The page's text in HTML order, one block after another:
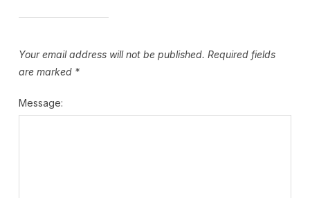
Your email address will not be published. Required fields
are marked *
Message: